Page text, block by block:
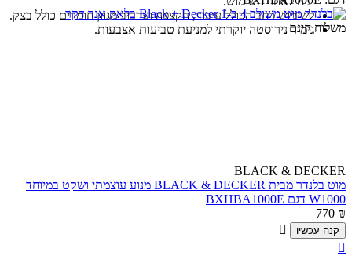
לשימוש רחב הכולל עיבוד, הקצפה וערבוב מגוון חומרים כולל בצק.
גימור נירוסטה יוקרתי למניעת טביעות אצבעות.משלוח חינם
BLACK & DECKER
מוט בלנדר מבית BLACK & DECKER מנוע עוצמתי ושקט במיוחד
W1000 דגם BXHBA1000E
770 ₪
קנה עכשיו

